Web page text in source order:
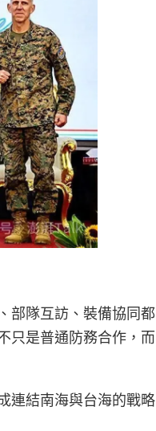
部隊互訪、裝備協同都
只是普通防務合作，而
連結南海與台海的戰略